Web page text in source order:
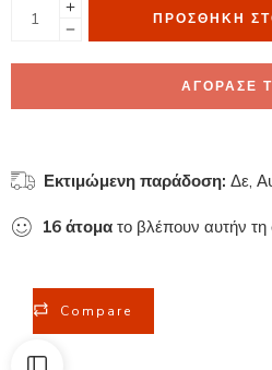
ΠΡΟΣΘΉΚΗ
ΑΓΟΡΑΣΕ
Εκτιμώμενη παράδοση: Δε,
16 άτομα το βλέπουν αυτήν τη
Compare